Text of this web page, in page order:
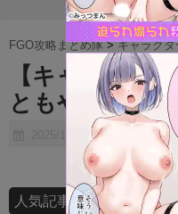
FGO攻略まとめ隊 >キャラクタ
【キャラ】剣
ともやっぱり
2025/10/02
人気記事ランキング